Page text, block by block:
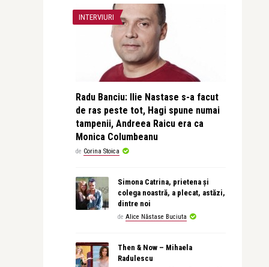
INTERVIURI
Radu Banciu: Ilie Nastase s-a facut
de ras peste tot, Hagi spune numai
tampenii, Andreea Raicu era ca
Monica Columbeanu
de Corina Stoica
Simona Catrina, prietena și
colega noastră, a plecat, astăzi,
dintre noi
de Alice Năstase Buciuta
Then & Now – Mihaela
Radulescu